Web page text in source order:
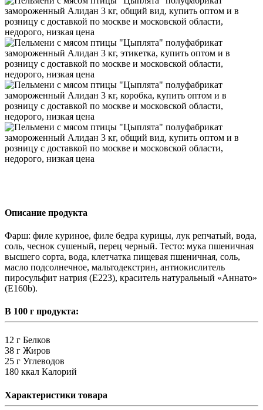
Описание продукта
Фарш: филе куриное, филе бедра курицы, лук репчатый, вода,
соль, чеснок сушеный, перец черный. Тесто: мука пшеничная
высшего сорта, вода, клетчатка пищевая пшеничная, соль,
масло подсолнечное, мальтодекстрин, антиокислитель
пиросульфит натрия (E223), краситель натуральный «Аннато»
(E160b).
В 100 г продукта:
12 г Белков
38 г Жиров
25 г Углеводов
180 ккал Калорий
Характеристики товара